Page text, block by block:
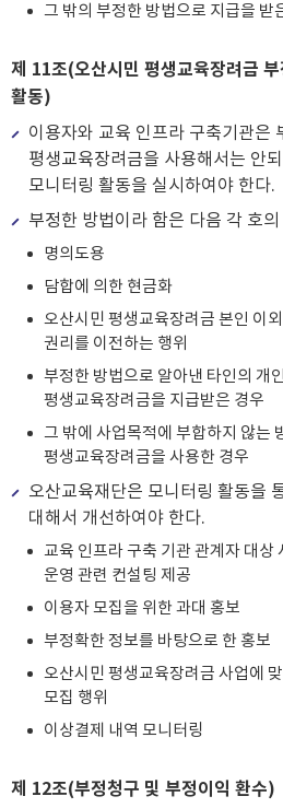
그 밖의 부정한 방법으로 지급을 받
제 11조(오산시민 평생교육장려금
활동)
이용자와 교육 인프라 구축기관은
평생교육장려금을 사용해서는 안
모니터링 활동을 실시하여야 한다.
부정한 방법이라 함은 다음 각 호
명의도용
담합에 의한 현금화
오산시민 평생교육장려금 본인 이
권리를 이전하는 행위
부정한 방법으로 알아낸 타인의 개
평생교육장려금을 지급받은 경우
그 밖에 사업목적에 부합하지 않는
평생교육장려금을 사용한 경우
오산교육재단은 모니터링 활동을
대해서 개선하여야 한다.
교육 인프라 구축 기관 관계자 대상
운영 관련 컨설팅 제공
이용자 모집을 위한 과대 홍보
부정확한 정보를 바탕으로 한 홍보
오산시민 평생교육장려금 사업에
모집 행위
이상결제 내역 모니터링
제 12조(부정청구 및 부정이익 환수)